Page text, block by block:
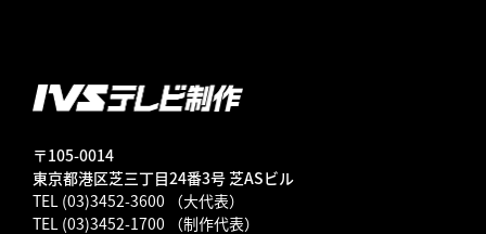
〒105-0014
東京都港区芝三丁目24番3号 芝ASビル
TEL (03)3452-3600 （大代表）
TEL (03)3452-1700 （制作代表）